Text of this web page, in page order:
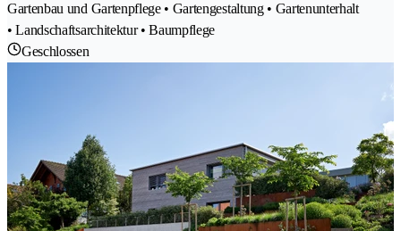
Gartenbau und Gartenpflege • Gartengestaltung • Gartenunterhalt
• Landschaftsarchitektur • Baumpflege
Geschlossen